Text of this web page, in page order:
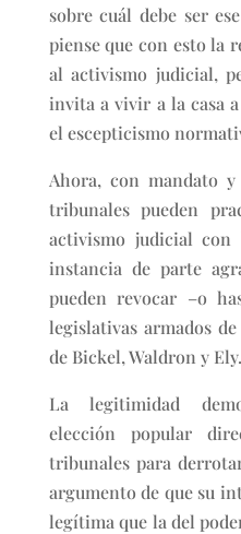
sobre cuál debe ser
piense que con esto la
al activismo judicial,
invita a vivir a la casa
el escepticismo
Ahora, con mandato
tribunales pueden
activismo judicial
instancia de parte
pueden revocar –o
legislativas armados
de Bickel, Waldron y Ely.
La legitimidad
elección popular
tribunales para
argumento de que su
legítima que la del